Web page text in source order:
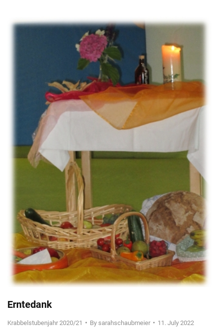
Erntedank
Krabbelstubenjahr 2020/21 By sarahschaubmeier 11. July 2022